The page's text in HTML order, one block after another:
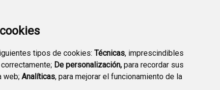
tipos de cookies: Técnicas, imprescindibles
De personalización, para recordar sus
web; Analíticas, para mejorar el funcionamiento de la
TRANSPARENCIA SEDE ELECTRÓNICA